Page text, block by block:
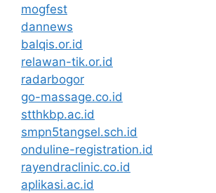
mogfest
dannews
balqis.or.id
relawan-tik.or.id
radarbogor
go-massage.co.id
stthkbp.ac.id
smpn5tangsel.sch.id
onduline-registration.id
rayendraclinic.co.id
aplikasi.ac.id